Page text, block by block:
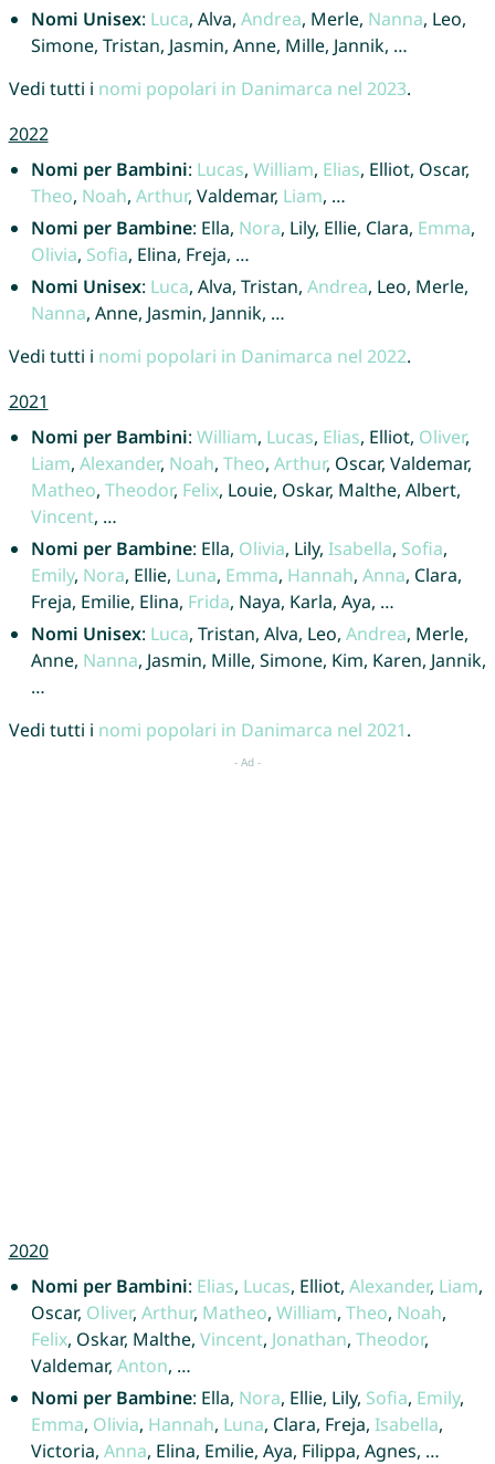
Nomi Unisex: Luca, Alva, Andrea, Merle, Nanna, Leo,
Simone, Tristan, Jasmin, Anne, Mille, Jannik, …
Vedi tutti i nomi popolari in Danimarca nel 2023.
2022
Nomi per Bambini: Lucas, William, Elias, Elliot, Oscar,
Theo, Noah, Arthur, Valdemar, Liam, …
Nomi per Bambine: Ella, Nora, Lily, Ellie, Clara, Emma,
Olivia, Sofia, Elina, Freja, …
Nomi Unisex: Luca, Alva, Tristan, Andrea, Leo, Merle,
Nanna, Anne, Jasmin, Jannik, …
Vedi tutti i nomi popolari in Danimarca nel 2022.
2021
Nomi per Bambini: William, Lucas, Elias, Elliot, Oliver,
Liam, Alexander, Noah, Theo, Arthur, Oscar, Valdemar,
Matheo, Theodor, Felix, Louie, Oskar, Malthe, Albert,
Vincent, …
Nomi per Bambine: Ella, Olivia, Lily, Isabella, Sofia,
Emily, Nora, Ellie, Luna, Emma, Hannah, Anna, Clara,
Freja, Emilie, Elina, Frida, Naya, Karla, Aya, …
Nomi Unisex: Luca, Tristan, Alva, Leo, Andrea, Merle,
Anne, Nanna, Jasmin, Mille, Simone, Kim, Karen, Jannik,
…
Vedi tutti i nomi popolari in Danimarca nel 2021.
2020
Nomi per Bambini: Elias, Lucas, Elliot, Alexander, Liam,
Oscar, Oliver, Arthur, Matheo, William, Theo, Noah,
Felix, Oskar, Malthe, Vincent, Jonathan, Theodor,
Valdemar, Anton, …
Nomi per Bambine: Ella, Nora, Ellie, Lily, Sofia, Emily,
Emma, Olivia, Hannah, Luna, Clara, Freja, Isabella,
Victoria, Anna, Elina, Emilie, Aya, Filippa, Agnes, …